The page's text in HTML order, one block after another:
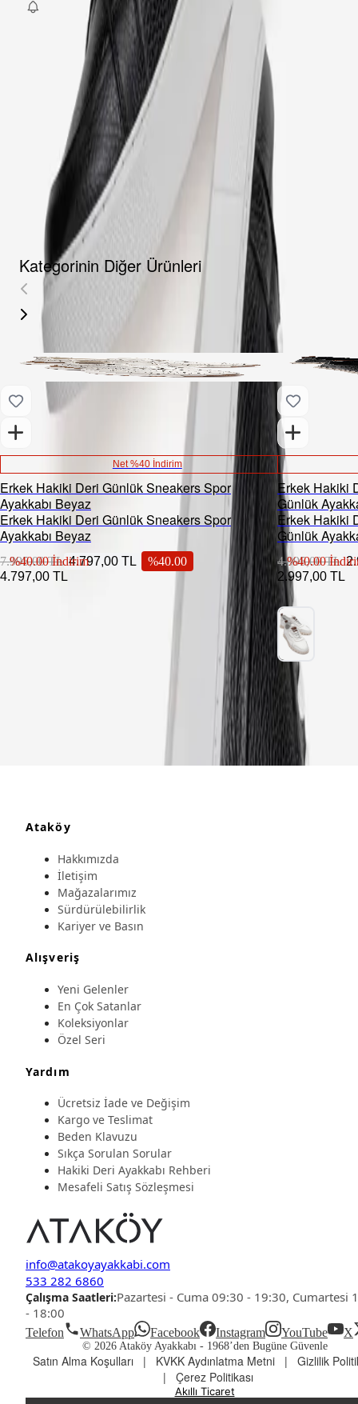
Fırsat Kombini Componenti Buraya Gelecek
ÜRÜN HAKKINDA
TAKSIT SEÇENEKLERI
YORUMLAR
AKSESUARLAR
Kategorinin Diğer Ürünleri
Net %40 İndirim
Erkek Hakiki Deri Günlük Sneakers Spor
Ayakkabı Beyaz
Erkek Hakiki Deri Günlük Sneakers Spor
Ayakkabı Beyaz
7.995,00 TL 4.797,00 TL %40.00
4.797,00 TL
%40.00İndirim
Erkek Hakiki
Günlük
Erkek Hakiki
Günlük
4.995,00 TL
2.997,00 TL
%40.00
Ataköy
Hakkımızda
İletişim
Mağazalarımız
Sürdürülebilirlik
Kariyer ve Basın
Alışveriş
Yeni Gelenler
En Çok Satanlar
Koleksiyonlar
Özel Seri
Yardım
Ücretsiz İade ve Değişim
Kargo ve Teslimat
Beden Klavuzu
Sıkça Sorulan Sorular
Hakiki Deri Ayakkabı Rehberi
Mesafeli Satış Sözleşmesi
info@atakoyayakkabi.com
533 282 6860
Çalışma Saatleri:Pazartesi - Cuma 09:30 - 19:30, Cumartesi
- 18:00
Telefon WhatsApp Facebook Instagram YouTube X
© 2026 Ataköy Ayakkabı - 1968’den Bugüne Güvenle
Satın Alma Koşulları | KVKK Aydınlatma Metni |
Gizlilik
|
Çerez Politikası
Akıllı Ticaret